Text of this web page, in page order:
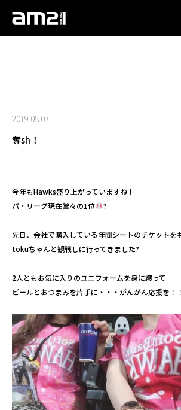
2019.08.07
奪sh！
今年もHawks盛り上がっていますね！
パ・リーグ現在堂々の1位
?
先日、会社で購入している年間シートのチケットを
tokuちゃんと観戦しに行ってきました?
2人ともお気に入りのユニフォームを身に纏って
ビールとおつまみを片手に・・・がんがん応援を！！